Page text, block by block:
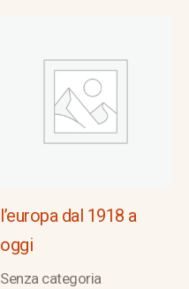
l’europa dal 1918 a
oggi
Senza categoria